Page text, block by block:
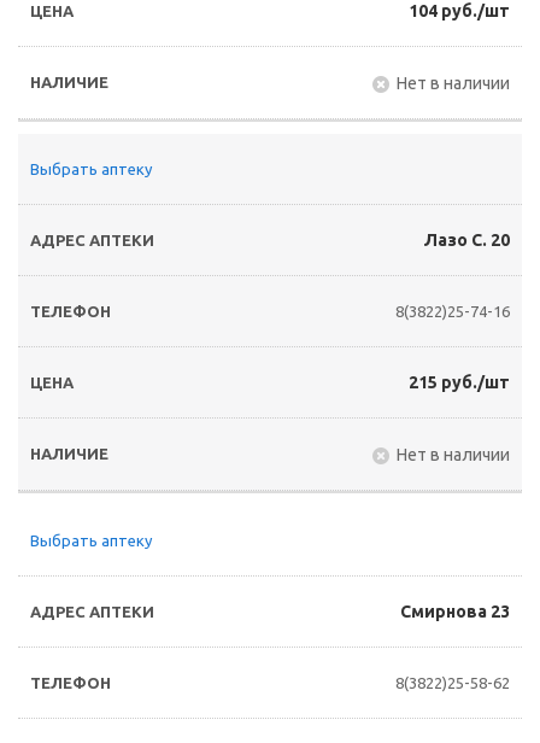
104 руб./шт
Нет в наличии
Выбрать аптеку
Лазо С. 20
8(3822)25-74-16
215 руб./шт
Нет в наличии
Выбрать аптеку
Смирнова 23
8(3822)25-58-62